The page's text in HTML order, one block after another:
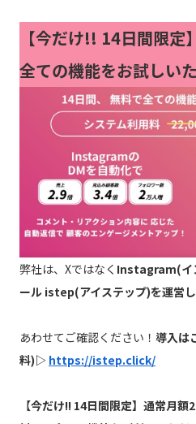
【今だけ!! 14日間限定
全ての機能をお試しい
弊社は、Xではなく Instagram(イ
ール istep(アイステップ)を運営し
あわせてご確認ください！ 導入は
料)▷ https://istep.click/
【今だけ!! 14日間限定】通常月額